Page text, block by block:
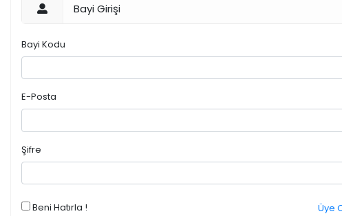
Bayi Girişi
Bayi Kodu
E-Posta
Şifre
Beni Hatırla ! Üye